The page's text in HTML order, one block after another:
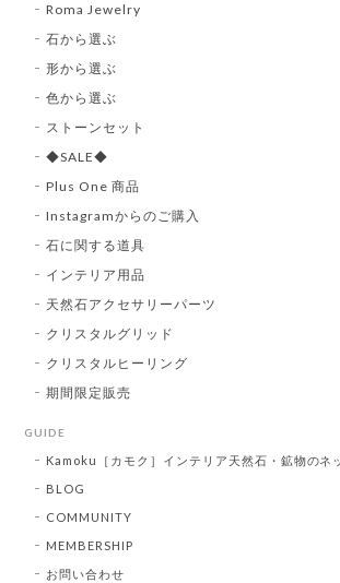
Roma Jewelry
石から選ぶ
形から選ぶ
色から選ぶ
ストーンセット
◆SALE◆
Plus One 商品
Instagramからのご購入
石に関する道具
インテリア用品
天然石アクセサリーパーツ
クリスタルグリッド
クリスタルヒーリング
期間限定販売
GUIDE
Kamoku［カモク］インテリア天然石・鉱物のネ
BLOG
COMMUNITY
MEMBERSHIP
お問い合わせ